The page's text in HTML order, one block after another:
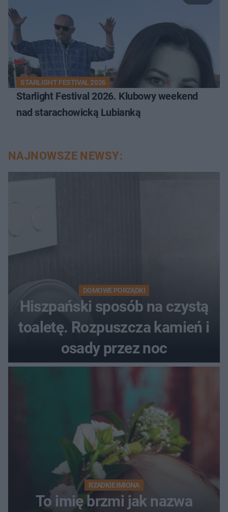
STARLIGHT FESTIVAL 2026
Starlight Festival 2026. Klubowy weekend
nad starachowicką Lubianką
NAJNOWSZE NEWSY:
DOMOWE PORZĄDKI
Hiszpański sposób na czystą
toaletę. Rozpuszcza kamień i
osady przez noc
RZADKIE IMIONA
To imię brzmi jak nazwa